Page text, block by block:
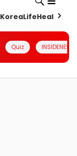
KoreaLifeHealth
Quiz INSIDENESIA